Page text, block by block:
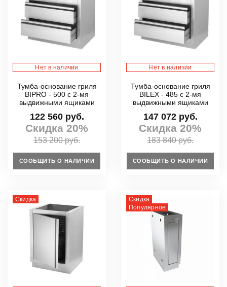
Нет в наличии
Тумба-основание гриля
BIPRO - 500 с 2-мя
выдвижными ящиками
122 560 руб.
Скидка 20%
153 200 руб.
СООБЩИТЬ О НАЛИЧИИ
Нет в наличии
Тумба-основание гриля
BILEX - 485 с 2-мя
выдвижными ящиками
147 072 руб.
Скидка 20%
183 840 руб.
СООБЩИТЬ О НАЛИЧИИ
Скидка
Скидка
Популярное